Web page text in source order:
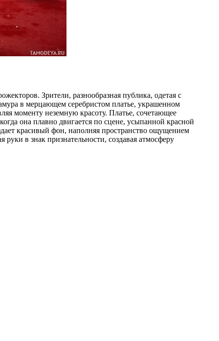
Зрители, разнообразная публика, одетая с
в мерцающем серебристом платье, украшенном
моменту неземную красоту. Платье, сочетающее
она плавно двигается по сцене, усыпанной красной
красивый фон, наполняя пространство ощущением
в знак признательности, создавая атмосферу